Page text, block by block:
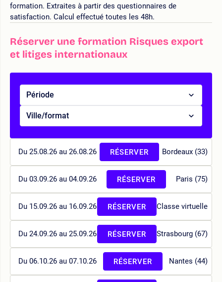
formation. Extraites à partir des questionnaires de
satisfaction. Calcul effectué toutes les 48h.
Réserver une formation Risques export
et litiges internationaux
Période
Ville/format
Du 25.08.26 au 26.08.26 Bordeaux (33)
RÉSERVER
Du 03.09.26 au 04.09.26 Paris (75)
RÉSERVER
Du 15.09.26 au 16.09.26 Classe virtuelle
RÉSERVER
Du 24.09.26 au 25.09.26 Strasbourg (67)
RÉSERVER
Du 06.10.26 au 07.10.26 Nantes (44)
RÉSERVER